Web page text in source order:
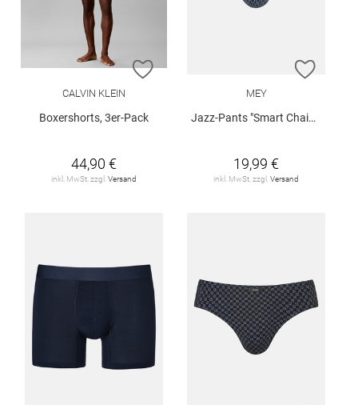
ZUR WUNSCHLISTE HINZUFÜGEN
CALVIN KLEIN
Boxershorts, 3er-Pack
44,90 €
inkl. MwSt. zzgl. Versand
ZUR
MEY
Jazz-Pants "Smart Chains"
19,99 €
inkl. MwSt. zzgl. Versand